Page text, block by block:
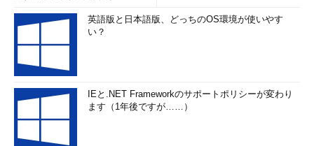
英語版と日本語版、どっちのOS環境が使いやす
い？
IEと.NET Frameworkのサポートポリシーが変わり
ます（1年後ですが……）